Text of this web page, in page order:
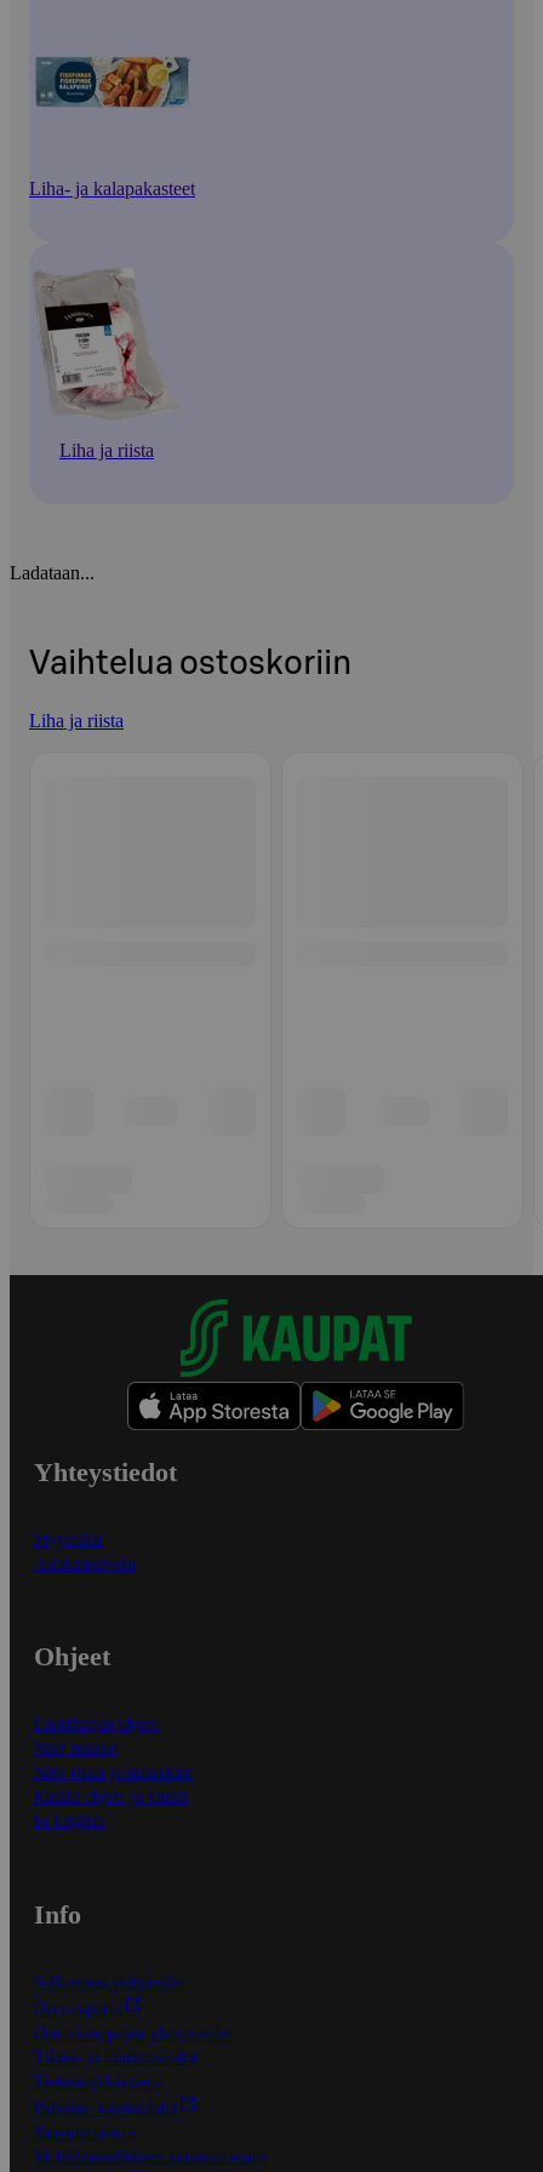
Liha- ja kalapakasteet
Liha ja riista
Ladataan...
Vaihtelua ostoskoriin
Liha ja riista
Yhteystiedot
Myymälät
Asiakaspalvelu
Ohjeet
Ensitilaajan ohjeet
Näin maksat
Näin tilaat ja muokkaat
Kaikki ohjeet ja vinkit
In English
Info
S-Business yrityksille
Oiva-raportit
Osuuskauppojen yhteystiedot
Tilaus- ja toimitusehdot
Tietosuojakäytäntö
Palvelun käyttöehdot
Saavutettavuus
Mobiilisovelluksen saavutettavuus